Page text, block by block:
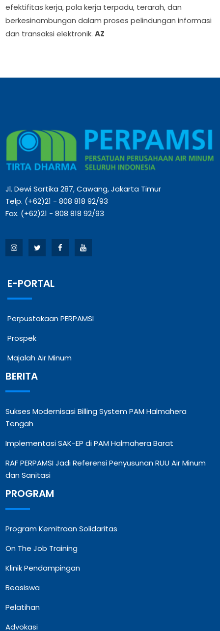
efektifitas kerja, pola kerja terpadu, terarah, dan
berkesinambungan dalam proses pelindungan informasi
dan transaksi elektronik.AZ
Jl. Dewi Sartika 287, Cawang, Jakarta Timur
Telp. (+62)21 - 808 818 92/93
Fax. (+62)21 - 808 818 92/93
E-PORTAL
Perpustakaan PERPAMSI
Prospek
Majalah Air Minum
BERITA
Sukses Modernisasi Billing System PAM Halmahera
Tengah
Implementasi SAK-EP di PAM Halmahera Barat
RAF PERPAMSI Jadi Referensi Penyusunan RUU Air Minum
dan Sanitasi
PROGRAM
Program Kemitraan Solidaritas
On The Job Training
Klinik Pendampingan
Beasiswa
Pelatihan
Advokasi